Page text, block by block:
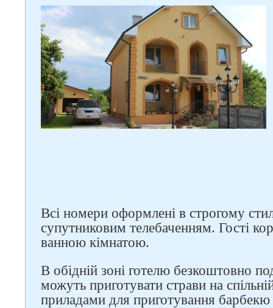
Всі номери оформлені в строгому
супутниковим телебаченням. Гості
ванною кімнатою.
В обідній зоні готелю безкоштовно
можуть приготувати страви на
приладами для приготування барбекю